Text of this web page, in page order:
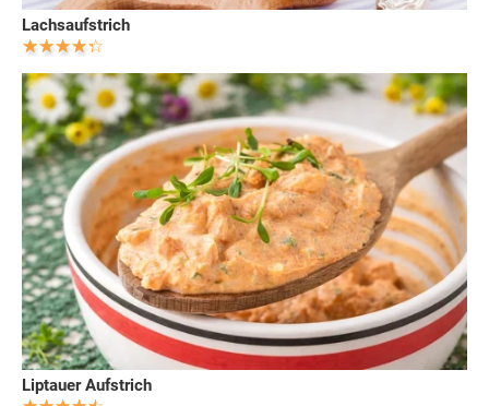
Lachsaufstrich
Liptauer Aufstrich